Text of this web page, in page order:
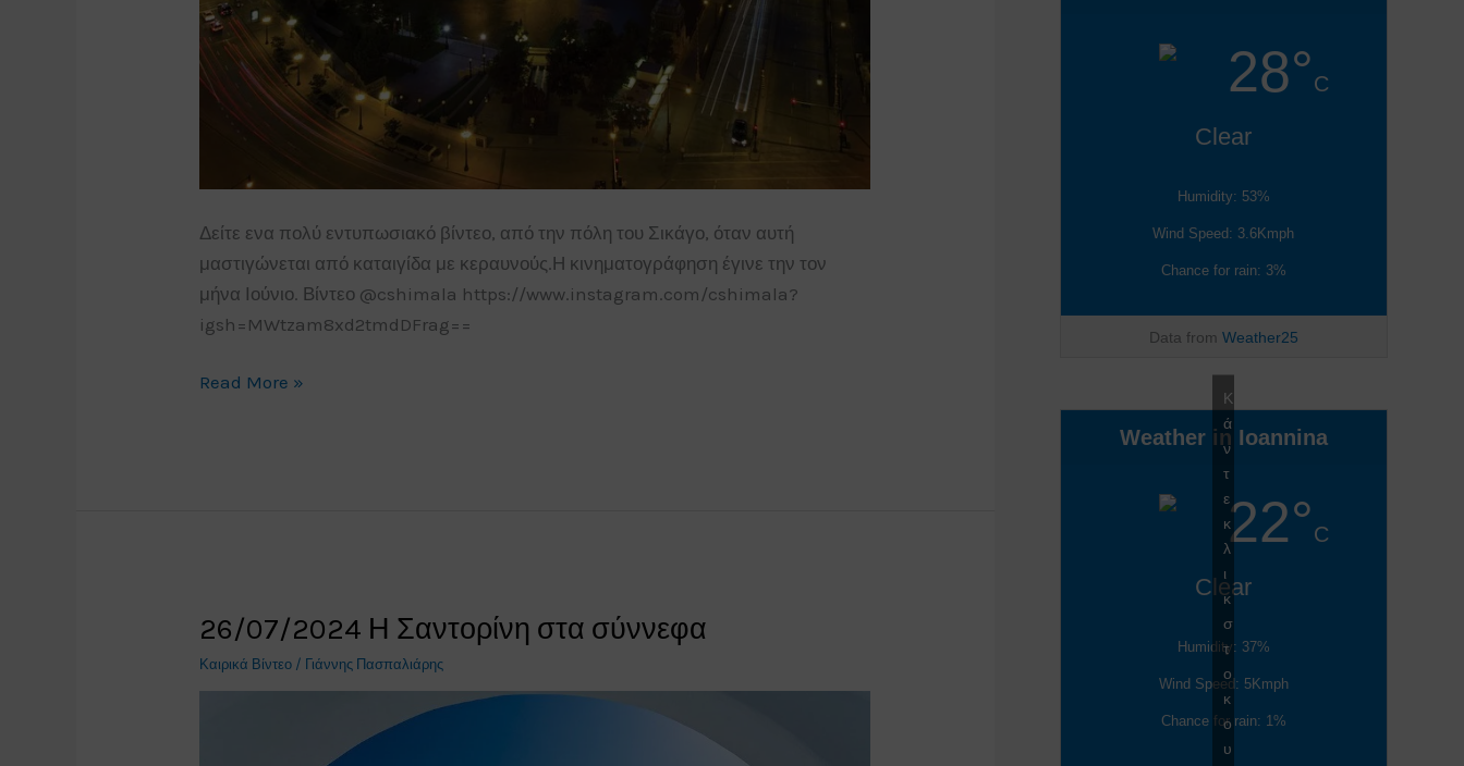
Δείτε ενα πολύ εντυπωσιακό βίντεο, από την πόλη του Σικάγο, όταν αυτή
μαστιγώνεται από καταιγίδα με κεραυνούς.Η κινηματογράφηση έγινε την τον
μήνα Ιούνιο. Βίντεο @cshimala https://www.instagram.com/cshimala?
igsh=MWtzam8xd2tmdDFrag==
30/07/2024
Read More »
26/07/2024 Η Σαντορίνη στα σύννεφα
Καιρικά Βίντεο / Γιάννης Πασπαλιάρης
28°C
Clear
Humidity: 53%
Wind Speed: 3.6Kmph
Chance for rain: 3%
Data from Weather25
Weather in Ioannina
22°C
Clear
Humidity: 37%
Wind Speed: 5Kmph
Chance for rain: 1%
Κ
ά
ν
τ
ε
κ
λ
ι
κ
σ
τ
ο
κ
ο
υ